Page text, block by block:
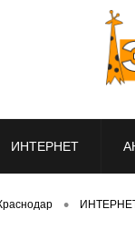
ИНТЕРНЕТ
•